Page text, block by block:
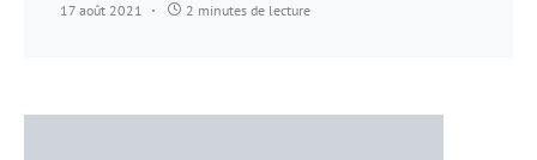
17 août 2021 2 minutes de lecture